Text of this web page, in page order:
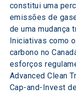
constitui uma
emissões de
de uma mudança
Iniciativas como
carbono no
esforços
Advanced Clean
Cap-and-Invest